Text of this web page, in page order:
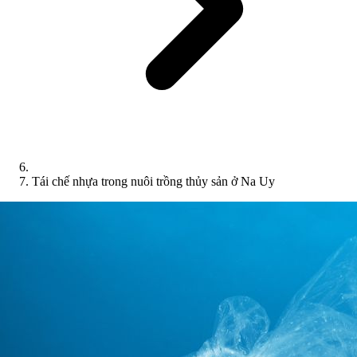
Tái chế nhựa trong nuôi trồng thủy sản ở Na Uy